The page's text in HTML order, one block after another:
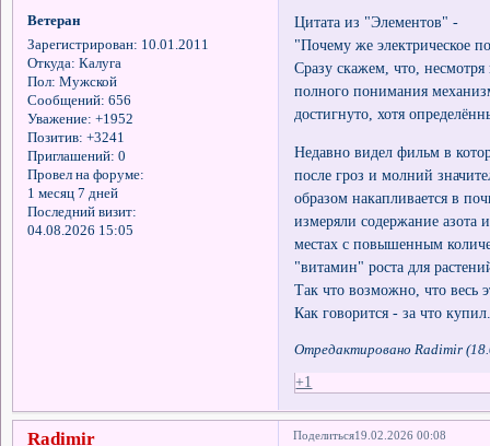
Ветеран
Зарегистрирован: 10.01.2011
Откуда: Калуга
Пол: Мужской
Сообщений: 656
Уважение: +1952
Позитив: +3241
Приглашений: 0
Провел на форуме:
1 месяц 7 дней
Последний визит:
04.08.2026 15:05
Цитата из "Элементов" -
"Почему же электрическое
Сразу скажем, что,
полного понимания
достигнуто, хотя
Недавно видел фильм в
после гроз и молний
образом накапливается в
измеряли содержание азота
местах с повышенным
"витамин" роста для
Так что возможно, что весь
Как говорится - за что
Отредактировано Radimir
+1
Поделиться19.02.2026 00:08
Radimir